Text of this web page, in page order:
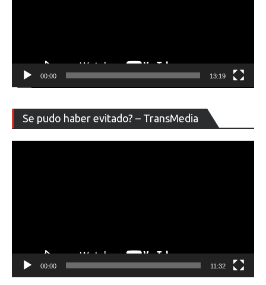
00:00 13:19
Se pudo haber evitado? – TransMedia
de
00:00 11:32